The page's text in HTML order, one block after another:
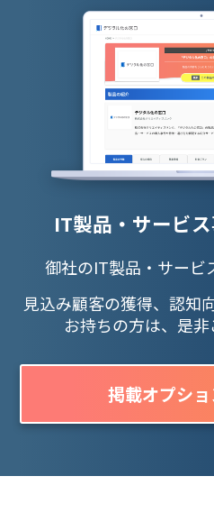
IT製品・サービ
御社のIT製品・サービ
見込み顧客の獲得、認知
お持ちの方は、是非
掲載オプシ